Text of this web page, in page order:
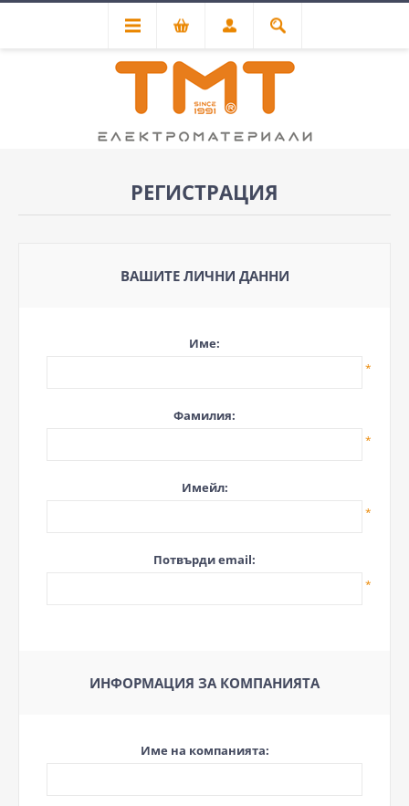
РЕГИСТРАЦИЯ
ВАШИТЕ ЛИЧНИ ДАННИ
Име:
*
Фамилия:
*
Имейл:
*
Потвърди email:
*
ИНФОРМАЦИЯ ЗА КОМПАНИЯТА
Име на компанията: